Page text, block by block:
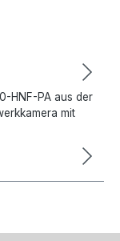
HNF-PA aus der
mit